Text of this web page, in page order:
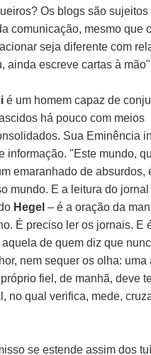
Os blogs são sujeitos
comunicação, mesmo que
seja diferente com
ainda escreve cartas à
é um homem capaz de
há pouco com meios
Sua Eminência
informação. "Este mundo,
emaranhado de absurdos,
mundo. E a leitura do jornal
Hegel– é a oração da
É preciso ler os jornais. E
de quem diz que
nem sequer os olha: uma
fiel, de manhã, deve
no qual verifica, mede,
se estende assim dos